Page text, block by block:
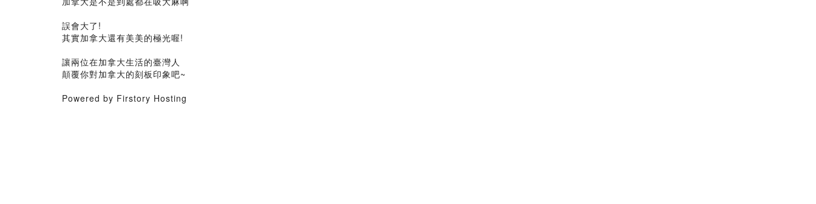
誤會大了!
其實加拿大還有美美的極光喔!
讓兩位在加拿大生活的臺灣人
顛覆你對加拿大的刻板印象吧~
Powered by Firstory Hosting